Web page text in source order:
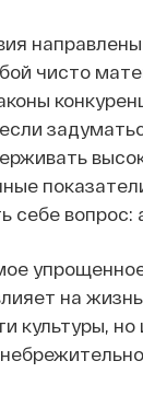
чисто
себе вопрос:
на
культуры,